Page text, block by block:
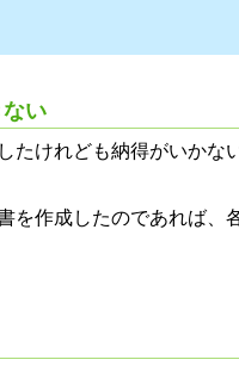
い
たけれども納得がいかな
を作成したのであれば、